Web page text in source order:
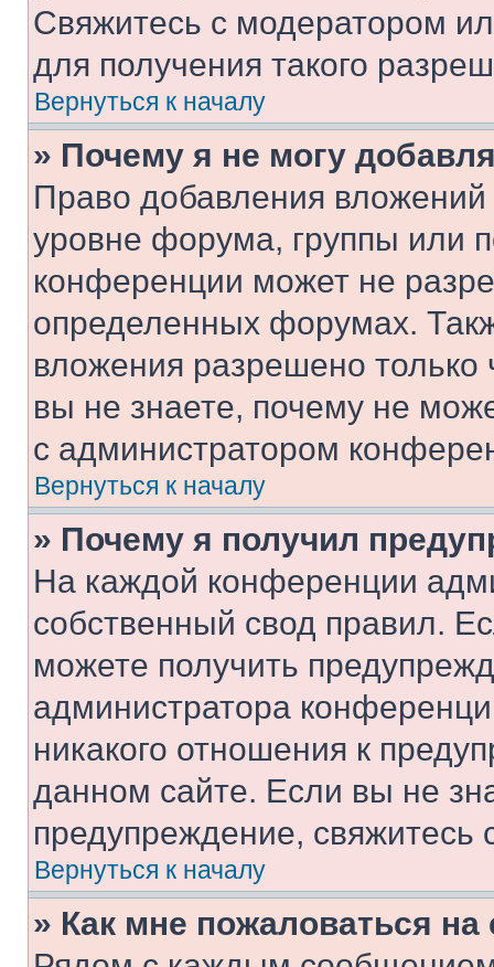
Свяжитесь с модератором
для получения такого
Вернуться к началу
» Почему я не могу
Право добавления
уровне форума, группы или
конференции может не
определенных форумах.
вложения разрешено
вы не знаете, почему не
с администратором
Вернуться к началу
» Почему я получил
На каждой конференции
собственный свод правил.
можете получить
администратора
никакого отношения к
данном сайте. Если вы не
предупреждение,
Вернуться к началу
» Как мне пожаловаться